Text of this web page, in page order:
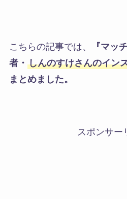
こちらの記事では、
『マッ
者・ しんのすけさんのイン
まとめました。
スポンサー